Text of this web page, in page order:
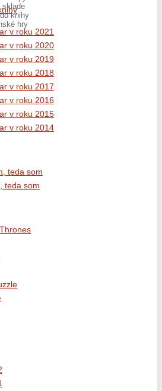
sklade
knihy
hry
v roku 2021
v roku 2020
v roku 2019
v roku 2018
v roku 2017
v roku 2016
v roku 2015
v roku 2014
teda som
teda som